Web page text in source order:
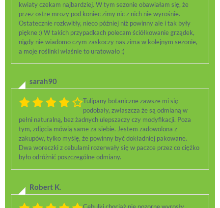
kwiaty czekam najbardziej. W tym sezonie obawiałam się, że
przez ostre mrozy pod koniec zimy nic z nich nie wyrośnie.
Ostatecznie rozkwitły, nieco później niż powinny ale i tak były
piękne :) W takich przypadkach polecam ściółkowanie grządek,
nigdy nie wiadomo czym zaskoczy nas zima w kolejnym sezonie,
a moje roślinki właśnie to uratowało :)
sarah90
Tulipany botaniczne zawsze mi się
podobały, zwłaszcza że są odmianą w
pełni naturalną, bez żadnych ulepszaczy czy modyfikacji. Poza
tym, zdjęcia mówią same za siebie. Jestem zadowolona z
zakupów, tylko myślę, że powinny być dokładniej pakowane.
Dwa woreczki z cebulami rozerwały się w paczce przez co ciężko
było odróżnić poszczególne odmiany.
Robert K.